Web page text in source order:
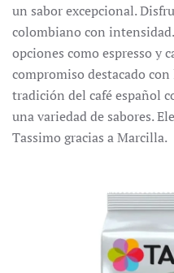
un sabor excepcional.
colombiano con
opciones como espresso y
compromiso destacado
tradición del café español
una variedad de sabores.
Tassimo gracias a Marcilla.